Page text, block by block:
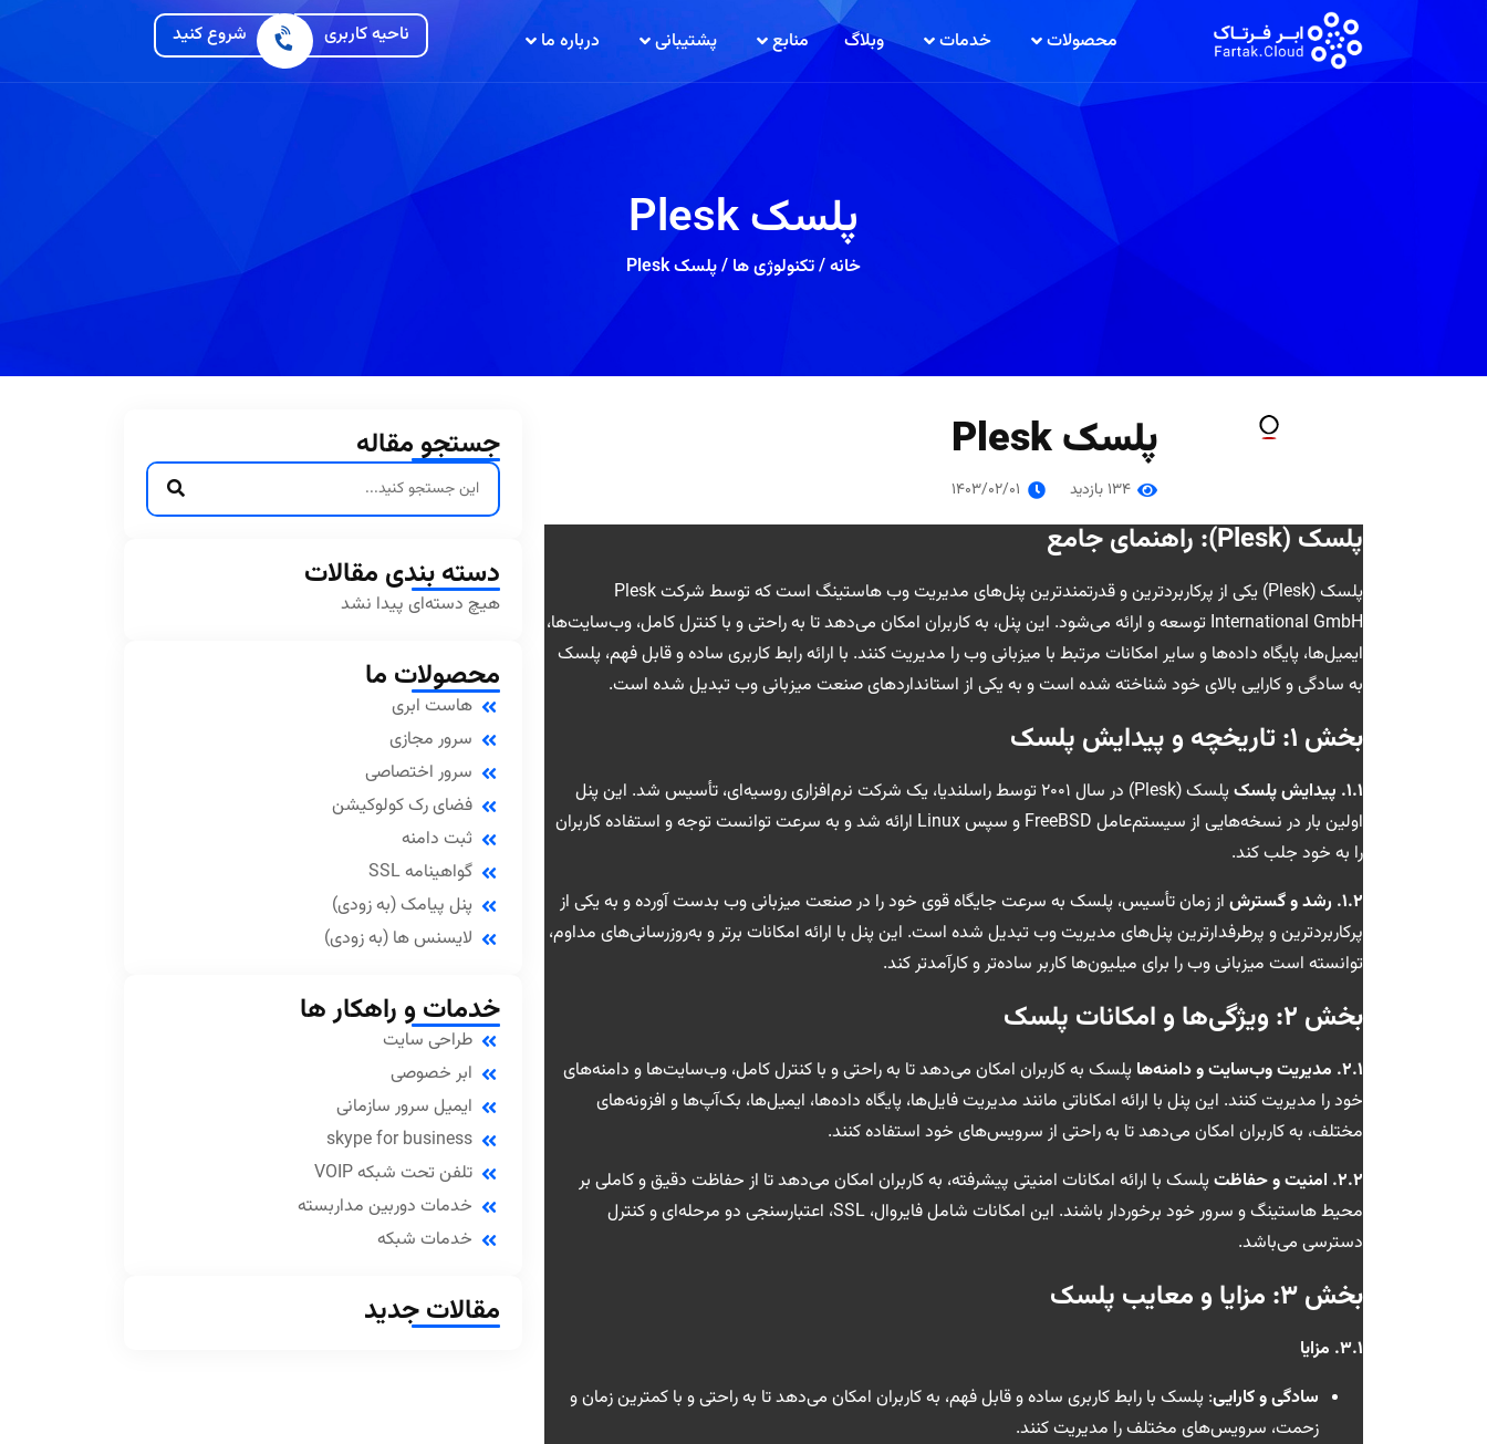
محصولات خدمات وبلاگ منابع پشتیبانی درباره ما ناحیه کاربری شروع کنید
پلسک Plesk
خانه/تکنولوژی ها /پلسک Plesk
پلسک Plesk
134 بازدید 1403/02/01
پلسک (Plesk): راهنمای جامع
پلسک (Plesk) یکی از پرکاربردترین و قدرتمندترین پنل‌های مدیریت وب هاستینگ است که توسط شرکت Plesk
International GmbH توسعه و ارائه می‌شود. این پنل، به کاربران امکان می‌دهد تا به راحتی و با کنترل کامل، وب‌سایت‌ها،
ایمیل‌ها، پایگاه داده‌ها و سایر امکانات مرتبط با میزبانی وب را مدیریت کنند. با ارائه رابط کاربری ساده و قابل فهم، پلسک
به سادگی و کارایی بالای خود شناخته شده است و به یکی از استانداردهای صنعت میزبانی وب تبدیل شده است.
بخش ۱: تاریخچه و پیدایش پلسک
۱.۱. پیدایش پلسک
پلسک (Plesk) در سال ۲۰۰۱ توسط راسلندیا، یک شرکت نرم‌افزاری روسیه‌ای، تأسیس شد. این پنل
اولین بار در نسخه‌هایی از سیستم‌عامل FreeBSD و سپس Linux ارائه شد و به سرعت توانست توجه و استفاده کاربران
را به خود جلب کند.
۱.۲. رشد و گسترش
از زمان تأسیس، پلسک به سرعت جایگاه قوی خود را در صنعت میزبانی وب بدست آورده و به یکی از
پرکاربردترین و پرطرفدارترین پنل‌های مدیریت وب تبدیل شده است. این پنل با ارائه امکانات برتر و به‌روزرسانی‌های مداوم،
توانسته است میزبانی وب را برای میلیون‌ها کاربر ساده‌تر و کارآمدتر کند.
بخش ۲: ویژگی‌ها و امکانات پلسک
۲.۱. مدیریت وب‌سایت و دامنه‌ها
پلسک به کاربران امکان می‌دهد تا به راحتی و با کنترل کامل، وب‌سایت‌ها و دامنه‌های
خود را مدیریت کنند. این پنل با ارائه امکاناتی مانند مدیریت فایل‌ها، پایگاه داده‌ها، ایمیل‌ها، بک‌آپ‌ها و افزونه‌های
مختلف، به کاربران امکان می‌دهد تا به راحتی از سرویس‌های خود استفاده کنند.
۲.۲. امنیت و حفاظت
پلسک با ارائه امکانات امنیتی پیشرفته، به کاربران امکان می‌دهد تا از حفاظت دقیق و کاملی بر
محیط هاستینگ و سرور خود برخوردار باشند. این امکانات شامل فایروال، SSL، اعتبارسنجی دو مرحله‌ای و کنترل
دسترسی می‌باشد.
بخش ۳: مزایا و معایب پلسک
۳.۱. مزایا
سادگی و کارایی: پلسک با رابط کاربری ساده و قابل فهم، به کاربران امکان می‌دهد تا به راحتی و با کمترین زمان و
زحمت، سرویس‌های مختلف را مدیریت کنند.
جستجو مقاله
دسته بندی مقالات
هیچ دسته‌ای پیدا نشد
محصولات ما
هاست ابری
سرور مجازی
سرور اختصاصی
فضای رک کولوکیشن
ثبت دامنه
گواهینامه SSL
پنل پیامک (به زودی)
لایسنس ها (به زودی)
خدمات و راهکار ها
طراحی سایت
ابر خصوصی
ایمیل سرور سازمانی
skype for business
تلفن تحت شبکه VOIP
خدمات دوربین مداربسته
خدمات شبکه
مقالات جدید